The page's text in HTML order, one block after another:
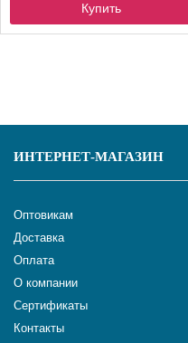
Купить
ИНТЕРНЕТ-МАГАЗИН
Оптовикам
Доставка
Оплата
О компании
Сертификаты
Контакты